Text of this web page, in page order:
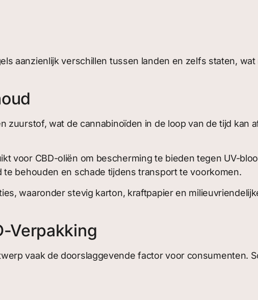
aanzienlijk verschillen tussen landen en zelfs staten,
zuurstof, wat de cannabinoïden in de loop van de tijd kan
voor CBD-oliën om bescherming te bieden tegen UV-
behouden en schade tijdens transport te voorkomen.
waaronder stevig karton, kraftpapier en
Verpakking
vaak de doorslaggevende factor voor consumenten.